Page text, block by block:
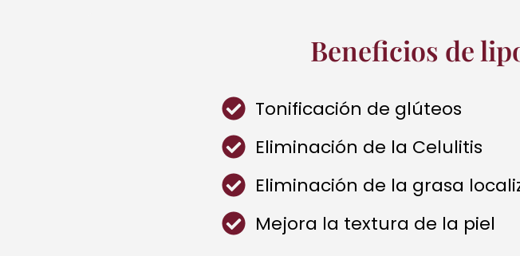
Beneficios de
Tonificación de glúteos​
Eliminación de la Celulitis
Eliminación de la grasa
Mejora la textura de la piel